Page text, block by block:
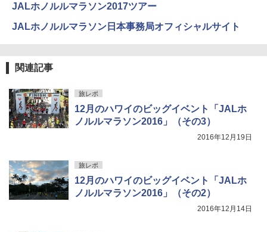
ァキア 2026～2027 地球の歩き方A ヨーロッ
￥1,540
￥5,999
￥9,990
[キャンパーズコレクション 山善] 傘みたいに
イドプラス ブラックコーティング フルクロ
ーズ メッシュ 5人用 簡単設置 ポップアップ
テント PATCW-200B エクルベージュ
熊撃退スプレー 熊よけスプレー 熊スプレー
【日本企業販売】超強力クマ対策スプレー 30
0ml（連続噴射30秒）110ml（連続噴射15
￥3,680
着替えテント トイレテント 透けない【換気
コンパクト iimono117 (ブルー)
￥3,080
JALホノルルマラソン2017ツアー
JALホノルルマラソン日本事務局オフィシャルサイト
関連記事
旅レポ
12月のハワイのビッグイベント「JALホ
ノルルマラソン2016」（その3）
2016年12月19日
旅レポ
12月のハワイのビッグイベント「JALホ
ノルルマラソン2016」（その2）
2016年12月14日